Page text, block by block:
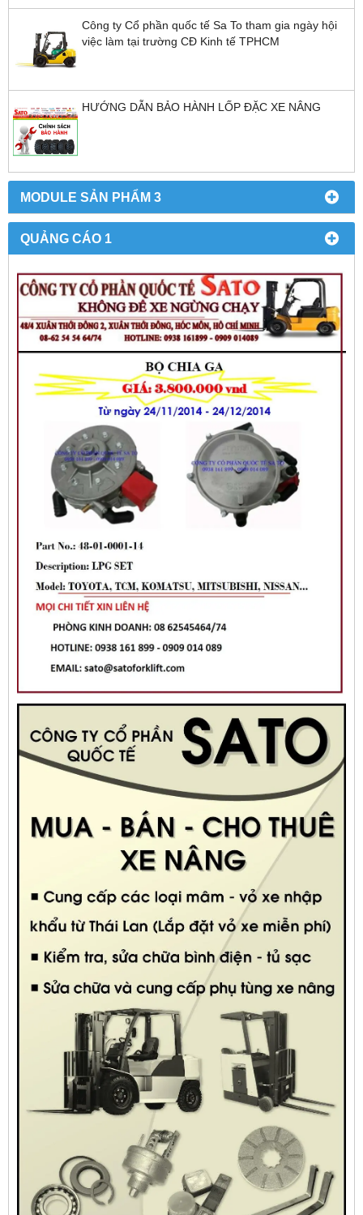
Công ty Cổ phần quốc tế Sa To tham gia ngày hội
việc làm tại trường CĐ Kinh tế TPHCM
HƯỚNG DẪN BẢO HÀNH LỐP ĐẶC XE NÂNG
MODULE SẢN PHẨM 3
QUẢNG CÁO 1